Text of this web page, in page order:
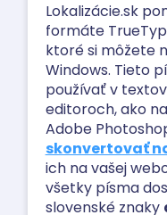
Lokalizácie.sk
formáte
ktoré si môžete
Windows. Tieto
používať v
editoroch, ako
Adobe
skonvertovať
ich na vašej
všetky písma
slovenské znaky